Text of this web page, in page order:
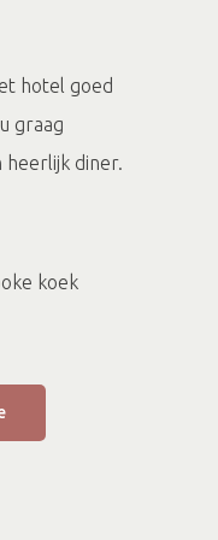
hotel goed
graag
heerlijk diner.
koek